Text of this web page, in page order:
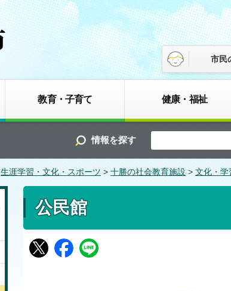
市民
教育・子育て 健康・福祉
情報を探す
生涯学習・文化・スポーツ > 十勝の社会教育施設 > 文化・学
公民館